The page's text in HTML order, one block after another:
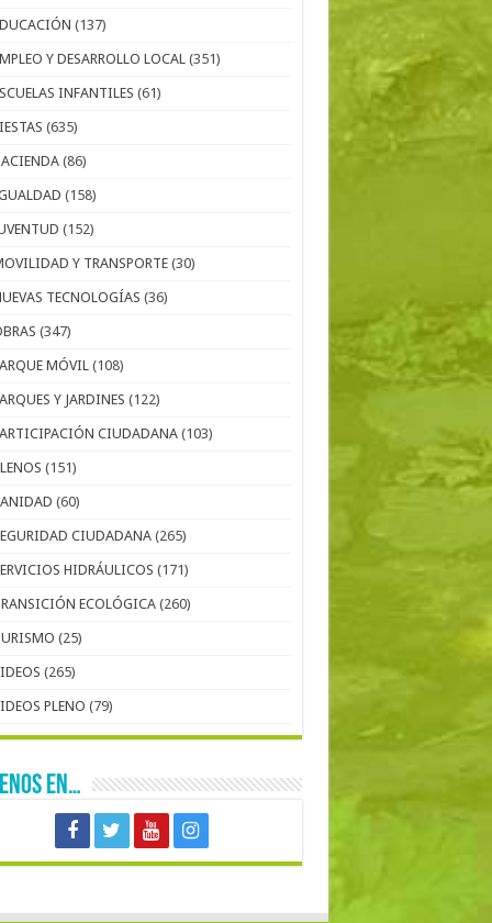
(137)
Y DESARROLLO LOCAL (351)
INFANTILES (61)
(635)
(86)
(158)
(152)
Y TRANSPORTE (30)
TECNOLOGÍAS (36)
(347)
MÓVIL (108)
Y JARDINES (122)
CIUDADANA (103)
(151)
(60)
CIUDADANA (265)
HIDRÁULICOS (171)
ECOLÓGICA (260)
(25)
(265)
PLENO (79)
EN…